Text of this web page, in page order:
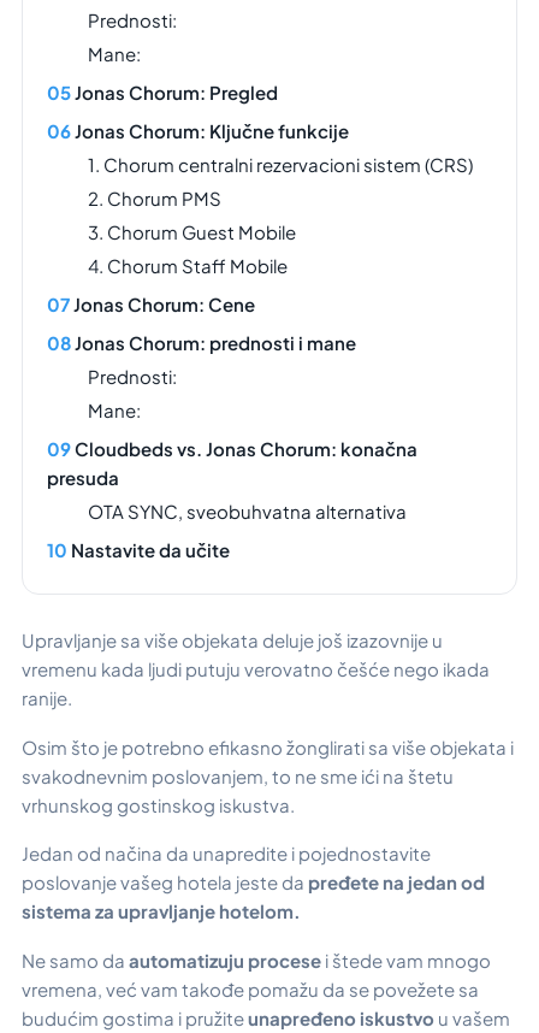
Prednosti:
Mane:
Jonas Chorum: Pregled
Jonas Chorum: Ključne funkcije
1. Chorum centralni rezervacioni sistem (CRS)
2. Chorum PMS
3. Chorum Guest Mobile
4. Chorum Staff Mobile
Jonas Chorum: Cene
Jonas Chorum: prednosti i mane
Prednosti:
Mane:
Cloudbeds vs. Jonas Chorum: konačna
presuda
OTA SYNC, sveobuhvatna alternativa
Nastavite da učite
Upravljanje sa više objekata deluje još izazovnije u
vremenu kada ljudi putuju verovatno češće nego ikada
ranije.
Osim što je potrebno efikasno žonglirati sa više objekata i
svakodnevnim poslovanjem, to ne sme ići na štetu
vrhunskog gostinskog iskustva.
Jedan od načina da unapredite i pojednostavite
poslovanje vašeg hotela jeste da pređete na jedan od
sistema za upravljanje hotelom.
Ne samo da automatizuju procese i štede vam mnogo
vremena, već vam takođe pomažu da se povežete sa
budućim gostima i pružiteunapređeno iskustvo u vašem